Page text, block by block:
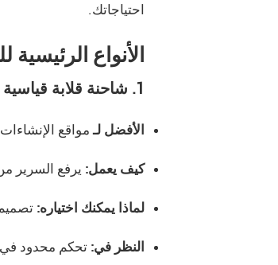
احتياجاتك.
الأنواع الرئيسية
1. شاحنة قلابة قياسية (قلابة خلفية)
الأفضل لـمواقع
كيف يعمل: يرفع السرير
لماذا يمكنك اختياره:
النظر في: تحكم محدود في